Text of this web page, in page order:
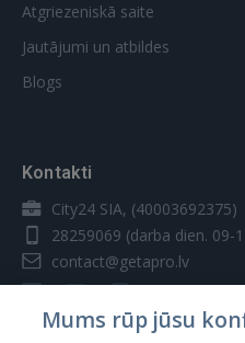
Atgriezeniskā saite
Jautājumi un atbildes
Blogs
Kontakti
City24 SIA, (40003692375)
28259069 (darba dien. 09-
contact@getapro.lv
Mums rūp jūsu